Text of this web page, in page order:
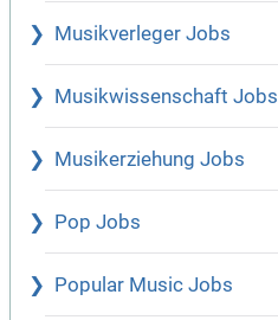
Musikverleger Jobs
Musikwissenschaft Jobs
Musikerziehung Jobs
Pop Jobs
Popular Music Jobs